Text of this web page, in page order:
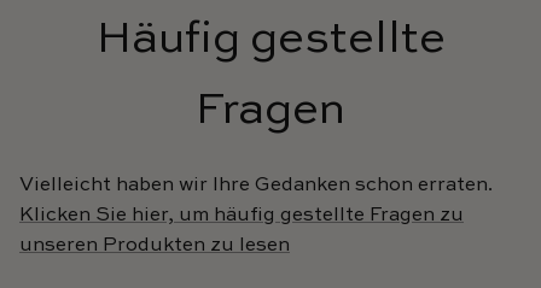
Häufig gestellte
Fragen
Vielleicht haben wir Ihre Gedanken schon erraten.
Klicken Sie hier, um häufig gestellte Fragen zu
unseren Produkten zu lesen